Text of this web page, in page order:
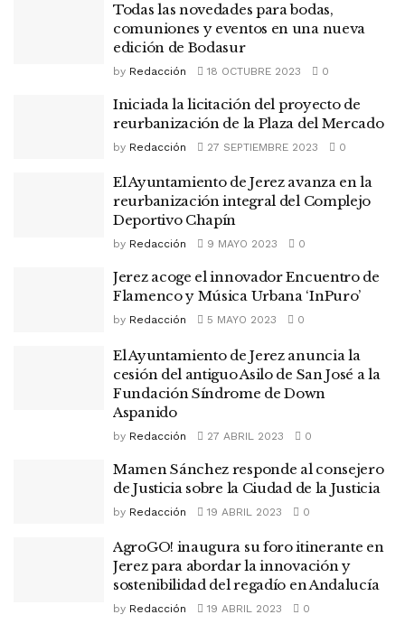
Todas las novedades para bodas,
comuniones y eventos en una nueva
edición de Bodasur
by Redacción 18 OCTUBRE 2023 0
Iniciada la licitación del proyecto de
reurbanización de la Plaza del Mercado
by Redacción 27 SEPTIEMBRE 2023 0
El Ayuntamiento de Jerez avanza en la
reurbanización integral del Complejo
Deportivo Chapín
by Redacción 9 MAYO 2023 0
Jerez acoge el innovador Encuentro de
Flamenco y Música Urbana ‘InPuro’
by Redacción 5 MAYO 2023 0
El Ayuntamiento de Jerez anuncia la
cesión del antiguo Asilo de San José a la
Fundación Síndrome de Down
Aspanido
by Redacción 27 ABRIL 2023 0
Mamen Sánchez responde al consejero
de Justicia sobre la Ciudad de la Justicia
by Redacción 19 ABRIL 2023 0
AgroGO! inaugura su foro itinerante en
Jerez para abordar la innovación y
sostenibilidad del regadío en Andalucía
by Redacción 19 ABRIL 2023 0